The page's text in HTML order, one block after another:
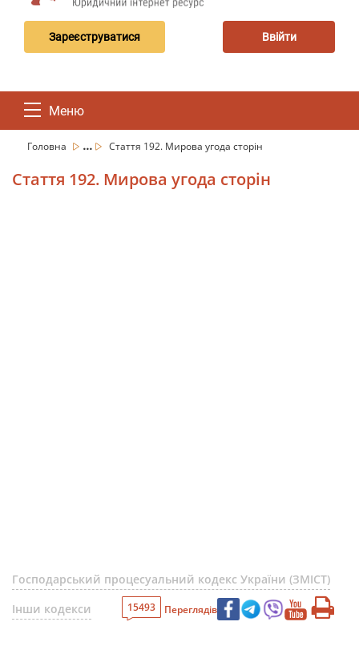
Зареєструватися Ввійти
Меню
Головна ... Стаття 192. Мирова угода сторін
Стаття 192. Мирова угода сторін
Господарський процесуальний кодекс України (ЗМІСТ)
Інши кодекси
15493 Переглядів